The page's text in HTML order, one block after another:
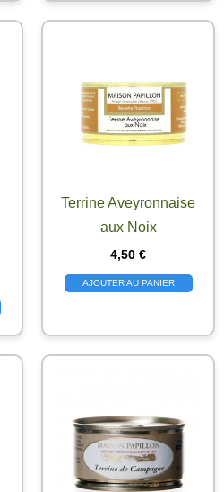
Terrine Aveyronnaise
aux Noix
4,50 €
AJOUTER AU PANIER